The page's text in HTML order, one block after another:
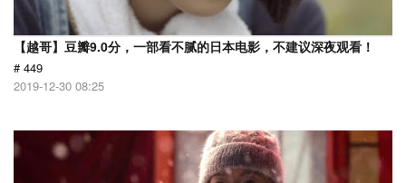
【越哥】豆瓣9.0分，一部看不腻的日本电影，不建议深夜观看！
# 449
2019-12-30 08:25